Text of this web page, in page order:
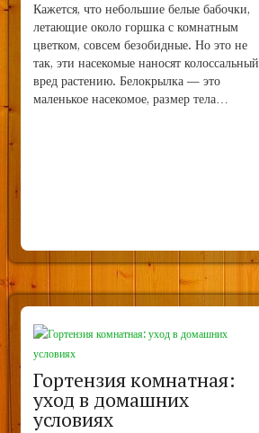
Кажется, что небольшие белые бабочки,
летающие около горшка с комнатным
цветком, совсем безобидные. Но это не
так, эти насекомые наносят колоссальный
вред растению. Белокрылка — это
маленькое насекомое, размер тела…
Гортензия комнатная:
уход в домашних
условиях